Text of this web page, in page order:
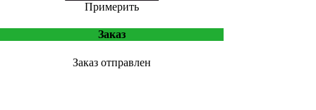
Примерить
Заказ
Заказ отправлен